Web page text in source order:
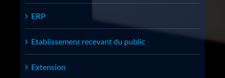
ERP
Etablissemenr recevant du public
Extension